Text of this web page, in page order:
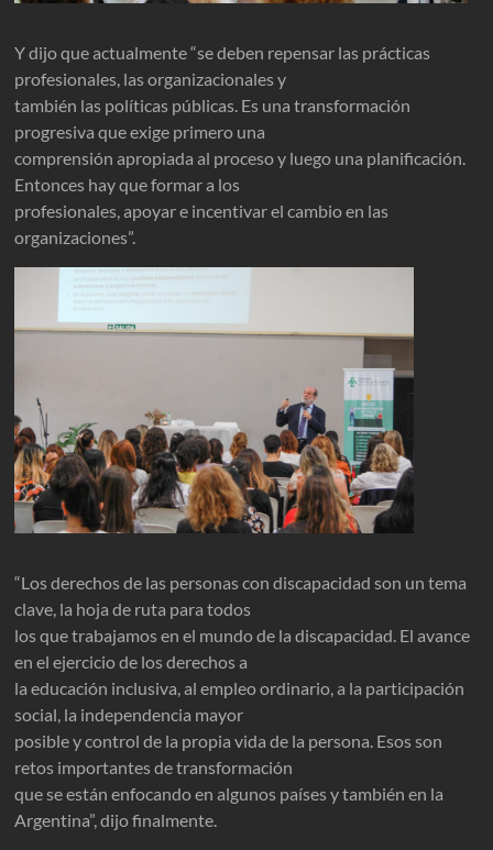
Y dijo que actualmente “se deben repensar las prácticas
profesionales, las organizacionales y
también las políticas públicas. Es una transformación
progresiva que exige primero una
comprensión apropiada al proceso y luego una planificación.
Entonces hay que formar a los
profesionales, apoyar e incentivar el cambio en las
organizaciones”.
“Los derechos de las personas con discapacidad son un tema
clave, la hoja de ruta para todos
los que trabajamos en el mundo de la discapacidad. El avance
en el ejercicio de los derechos a
la educación inclusiva, al empleo ordinario, a la participación
social, la independencia mayor
posible y control de la propia vida de la persona. Esos son
retos importantes de transformación
que se están enfocando en algunos países y también en la
Argentina”, dijo finalmente.